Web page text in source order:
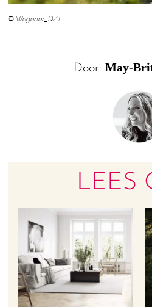
© Wegener_DZT
Door: May-
LEES